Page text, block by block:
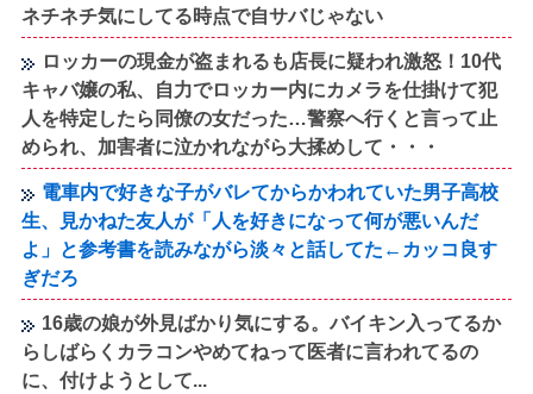
ネチネチ気にしてる時点で自サバじゃない
ロッカーの現金が盗まれるも店長に疑われ激怒！10代
キャバ嬢の私、自力でロッカー内にカメラを仕掛けて犯
人を特定したら同僚の女だった…警察へ行くと言って止
められ、加害者に泣かれながら大揉めして・・・
電車内で好きな子がバレてからかわれていた男子高校
生、見かねた友人が「人を好きになって何が悪いんだ
よ」と参考書を読みながら淡々と話してた←カッコ良す
ぎだろ
16歳の娘が外見ばかり気にする。バイキン入ってるか
らしばらくカラコンやめてねって医者に言われてるの
に、付けようとして...